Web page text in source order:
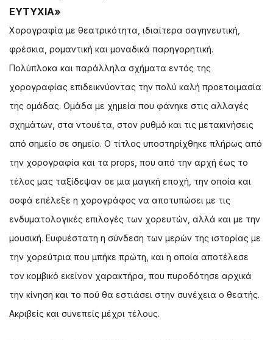
ΕΥΤΥΧΙΑ»
Χορογραφία με θεατρικότητα, ιδιαίτερα σαγηνευτική,
φρέσκια, ρομαντική και μοναδικά παρηγορητική.
Πολύπλοκα και παράλληλα σχήματα εντός της
χορογραφίας επιδεικνύοντας την πολύ καλή προετοιμασία
της ομάδας. Ομάδα με χημεία που φάνηκε στις αλλαγές
σχημάτων, στα ντουέτα, στον ρυθμό και τις μετακινήσεις
από σημείο σε σημείο. Ο τίτλος υποστηρίχθηκε πλήρως από
την χορογραφία και τα props, που από την αρχή έως το
τέλος μας ταξίδεψαν σε μια μαγική εποχή, την οποία και
σοφά επέλεξε η χορογράφος να αποτυπώσει με τις
ενδυματολογικές επιλογές των χορευτών, αλλά και με την
μουσική. Ευφυέστατη η σύνδεση των μερών της ιστορίας με
την χορεύτρια που μπήκε πρώτη, και η οποία αποτέλεσε
τον κομβικό εκείνον χαρακτήρα, που πυροδότησε αρχικά
την κίνηση και το πού θα εστιάσει στην συνέχεια ο θεατής.
Ακριβείς και συνεπείς μέχρι τέλους.